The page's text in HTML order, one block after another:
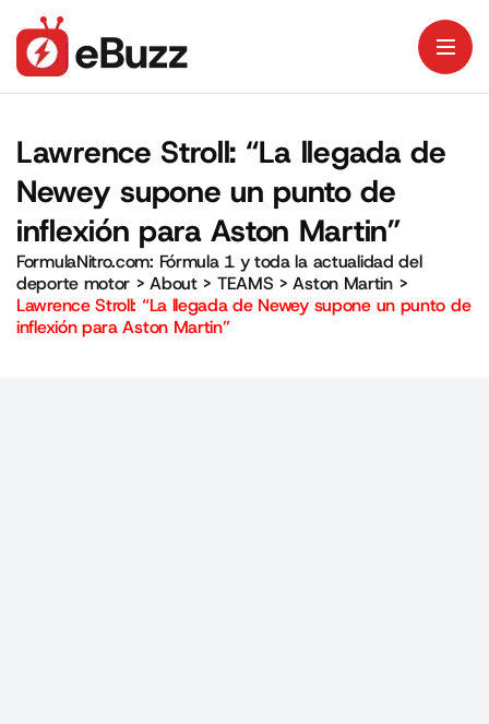
Lawrence Stroll: “La llegada de
Newey supone un punto de
inflexión para Aston Martin”
FormulaNitro.com: Fórmula 1 y toda la actualidad del
deporte motor >About> TEAMS >Aston Martin>
Lawrence Stroll: “La llegada de Newey supone un punto de
inflexión para Aston Martin”